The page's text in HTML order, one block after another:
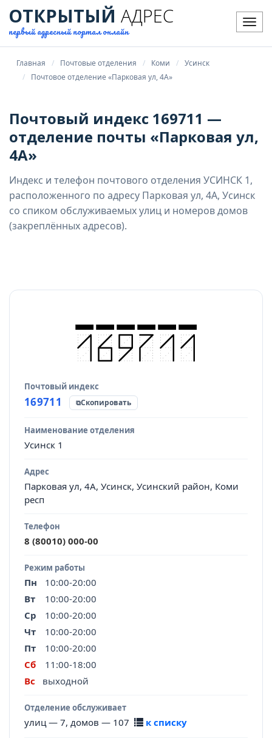
ОТКРЫТЫЙ АДРЕС
первый адресный портал онлайн
Главная Почтовые отделения Коми
Усинск
Почтовое отделение «Парковая ул, 4А»
Почтовый индекс 169711 —
отделение почты «Парковая ул,
4А»
Индекс и телефон почтового отделения УСИНСК 1,
расположенного по адресу Парковая ул, 4А, Усинск
со спиком обслуживаемых улиц и номеров домов
(закреплённых адресов).
Почтовый индекс
169711 Скопировать
Наименование отделения
Усинск 1
Адрес
Парковая ул, 4А, Усинск, Усинский район, Коми
респ
Телефон
8 (80010) 000-00
Режим работы
Пн
10:00-20:00
Вт
10:00-20:00
Ср
10:00-20:00
Чт
10:00-20:00
Пт
10:00-20:00
Сб
11:00-18:00
Вс
выходной
Отделение обслуживает
улиц — 7, домов — 107 к списку
Источник данных